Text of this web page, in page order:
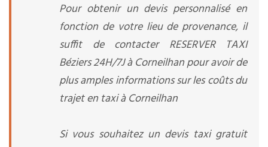
Pour obtenir un devis personnalisé en
fonction de votre lieu de provenance, il
suffit de contacter RESERVER TAXI
Béziers 24H/7J à Corneilhan pour avoir de
plus amples informations sur les coûts du
trajet en taxi à Corneilhan
Si vous souhaitez un devis taxi gratuit